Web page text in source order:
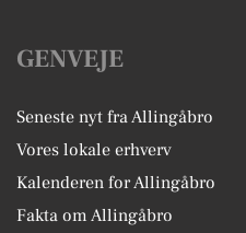
GENVEJE
Seneste nyt fra Allingåbro
Vores lokale erhverv
Kalenderen for Allingåbro
Fakta om Allingåbro